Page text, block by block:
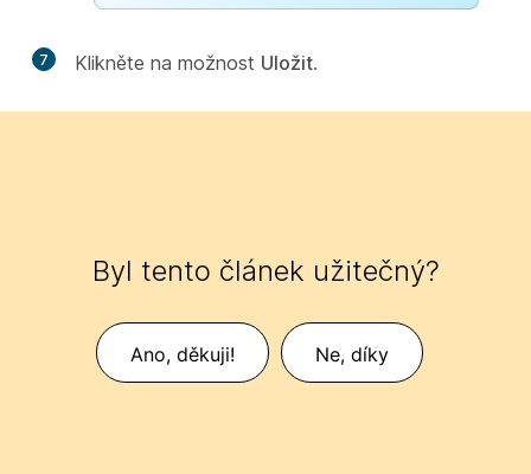
7 Klikněte na možnost Uložit.
Byl tento článek užitečný?
Ano, děkuji! Ne, díky